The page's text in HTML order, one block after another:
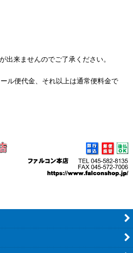
出来ませんのでご了承ください。
ル便代金、それ以上は通常便料金で